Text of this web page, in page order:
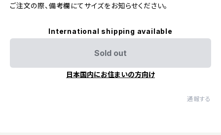
ご注文の際、備考欄にてサイズをお知らせください。
International shipping available
Sold out
日本国内にお住まいの方向け
通報する